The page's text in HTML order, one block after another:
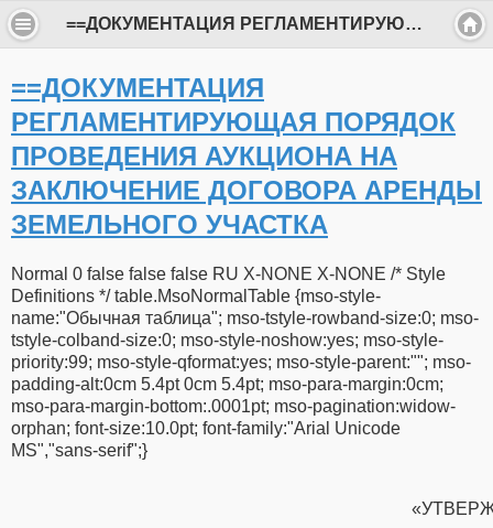
==ДОКУМЕНТАЦИЯ РЕГЛАМЕНТИРУЮЩАЯ ПОРЯДОК ПРОВЕДЕНИЯ АУКЦИОНА НА ЗАКЛЮЧЕНИЕ ДОГОВОРА АРЕНДЫ ЗЕМЕЛЬНОГО УЧАСТКА
==ДОКУМЕНТАЦИЯ
РЕГЛАМЕНТИРУЮЩАЯ ПОРЯДОК
ПРОВЕДЕНИЯ АУКЦИОНА НА
ЗАКЛЮЧЕНИЕ ДОГОВОРА АРЕНДЫ
ЗЕМЕЛЬНОГО УЧАСТКА
Normal 0 false false false RU X-NONE X-NONE /* Style
Definitions */ table.MsoNormalTable {mso-style-
name:"Обычная таблица"; mso-tstyle-rowband-size:0; mso-
tstyle-colband-size:0; mso-style-noshow:yes; mso-style-
priority:99; mso-style-qformat:yes; mso-style-parent:""; mso-
padding-alt:0cm 5.4pt 0cm 5.4pt; mso-para-margin:0cm;
mso-para-margin-bottom:.0001pt; mso-pagination:widow-
orphan; font-size:10.0pt; font-family:"Arial Unicode
MS","sans-serif";}